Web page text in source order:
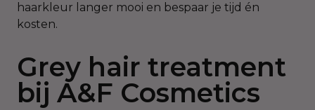
haarkleur langer mooi en bespaar je tijd én
kosten.
Grey hair treatment
bij A&F Cosmetics